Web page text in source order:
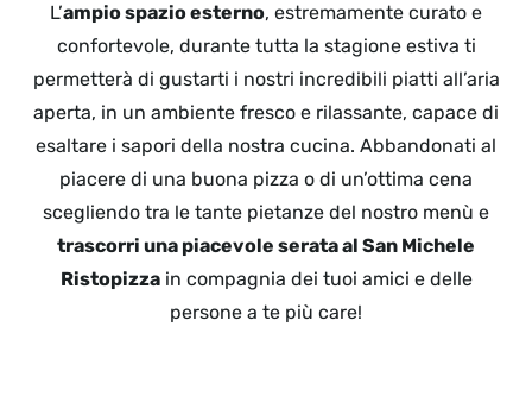
L’ampio spazio esterno, estremamente curato e
confortevole, durante tutta la stagione estiva ti
permetterà di gustarti i nostri incredibili piatti all’aria
aperta, in un ambiente fresco e rilassante, capace di
esaltare i sapori della nostra cucina. Abbandonati al
piacere di una buona pizza o di un’ottima cena
scegliendo tra le tante pietanze del nostro menù e
trascorri una piacevole serata al San Michele
Ristopizzain compagnia dei tuoi amici e delle
persone a te più care!